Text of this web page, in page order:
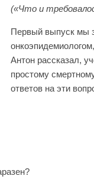
(«Что и
Первый выпуск мы
Антон рассказал,
простому
ответов на эти